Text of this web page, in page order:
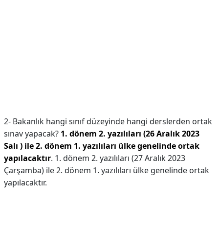
2- Bakanlık hangi sınıf düzeyinde hangi derslerden ortak
sınav yapacak? 1. dönem 2. yazılıları (26 Aralık 2023
Salı ) ile 2. dönem 1. yazılıları ülke genelinde ortak
yapılacaktır. 1. dönem 2. yazılıları (27 Aralık 2023
Çarşamba) ile 2. dönem 1. yazılıları ülke genelinde ortak
yapılacaktır.